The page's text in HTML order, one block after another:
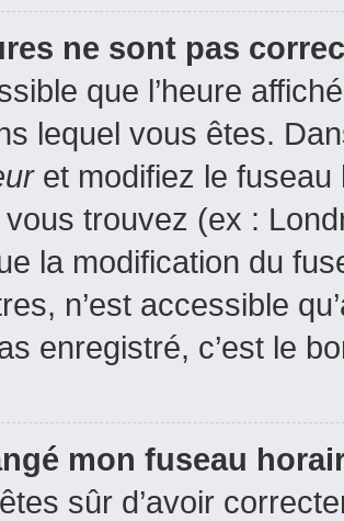
ne sont pas
que l’heure
lequel vous êtes.
et modifiez le fuseau
trouvez (ex :
la modification du
n’est accessible
enregistré, c’est le
mon fuseau
sûr d’avoir